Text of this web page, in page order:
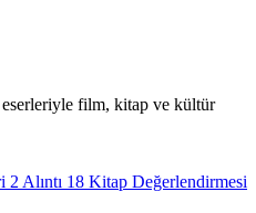
film, kitap ve kültür
2Alıntı 18 Kitap Değerlendirmesi